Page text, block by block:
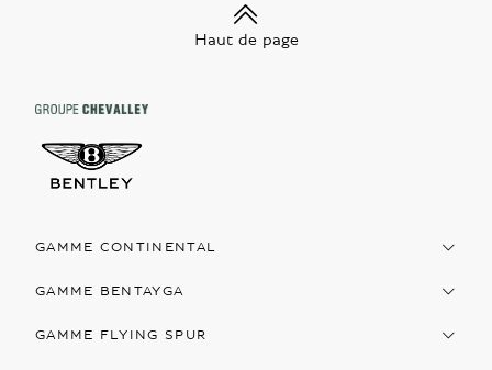
Haut de page
GAMME CONTINENTAL
GAMME BENTAYGA
GAMME FLYING SPUR